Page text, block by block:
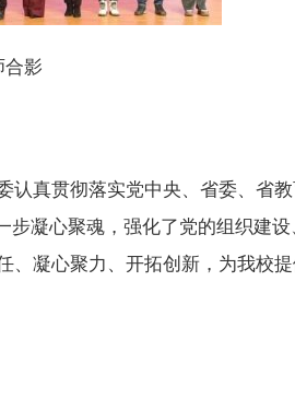
合影
认真贯彻落实党中央、省委、省
凝心聚魂，强化了党的组织建设
、凝心聚力、开拓创新，为我校